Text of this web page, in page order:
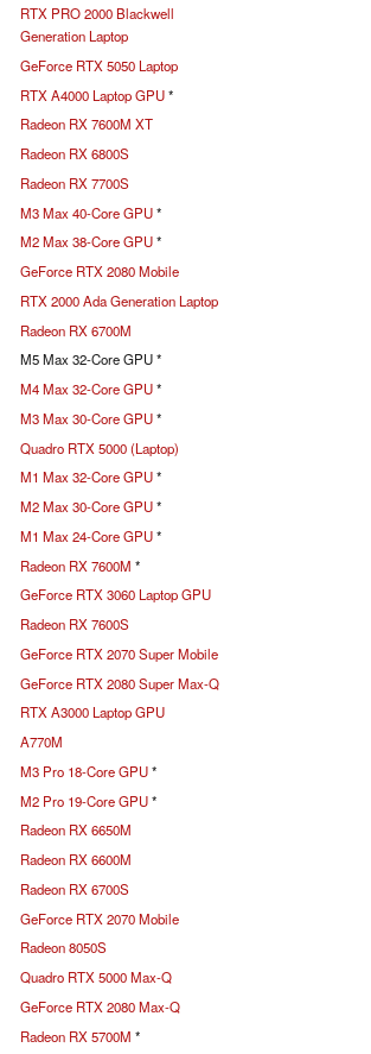
RTX PRO 2000 Blackwell
Generation Laptop
GeForce RTX 5050 Laptop
RTX A4000 Laptop GPU*
Radeon RX 7600M XT
Radeon RX 6800S
Radeon RX 7700S
M3 Max 40-Core GPU*
M2 Max 38-Core GPU*
GeForce RTX 2080 Mobile
RTX 2000 Ada Generation Laptop
Radeon RX 6700M
M5 Max 32-Core GPU *
M4 Max 32-Core GPU*
M3 Max 30-Core GPU*
Quadro RTX 5000 (Laptop)
M1 Max 32-Core GPU*
M2 Max 30-Core GPU*
M1 Max 24-Core GPU*
Radeon RX 7600M *
GeForce RTX 3060 Laptop GPU
Radeon RX 7600S
GeForce RTX 2070 Super Mobile
GeForce RTX 2080 Super Max-Q
RTX A3000 Laptop GPU
A770M
M3 Pro 18-Core GPU*
M2 Pro 19-Core GPU*
Radeon RX 6650M
Radeon RX 6600M
Radeon RX 6700S
GeForce RTX 2070 Mobile
Radeon 8050S
Quadro RTX 5000 Max-Q
GeForce RTX 2080 Max-Q
Radeon RX 5700M *